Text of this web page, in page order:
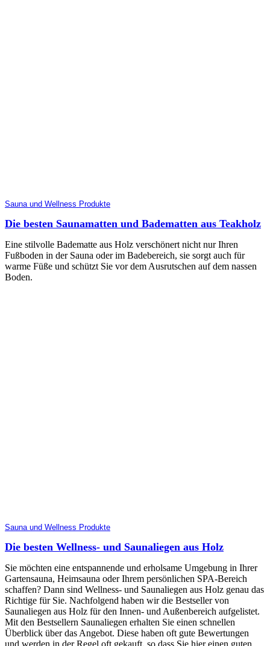
Sauna und Wellness Produkte
Die besten Saunamatten und Badematten aus Teakholz
Eine stilvolle Badematte aus Holz verschönert nicht nur Ihren
Fußboden in der Sauna oder im Badebereich, sie sorgt auch für
warme Füße und schützt Sie vor dem Ausrutschen auf dem nassen
Boden.
Sauna und Wellness Produkte
Die besten Wellness- und Saunaliegen aus Holz
Sie möchten eine entspannende und erholsame Umgebung in Ihrer
Gartensauna, Heimsauna oder Ihrem persönlichen SPA-Bereich
schaffen? Dann sind Wellness- und Saunaliegen aus Holz genau das
Richtige für Sie. Nachfolgend haben wir die Bestseller von
Saunaliegen aus Holz für den Innen- und Außenbereich aufgelistet.
Mit den Bestsellern Saunaliegen erhalten Sie einen schnellen
Überblick über das Angebot. Diese haben oft gute Bewertungen
und werden in der Regel oft gekauft, so dass Sie hier einen guten